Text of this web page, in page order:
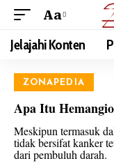
Aa
Jelajahi Konten
ZONAPEDIA
Apa Itu
Meskipun termasuk
tidak bersifat kanker
dari pembuluh darah.